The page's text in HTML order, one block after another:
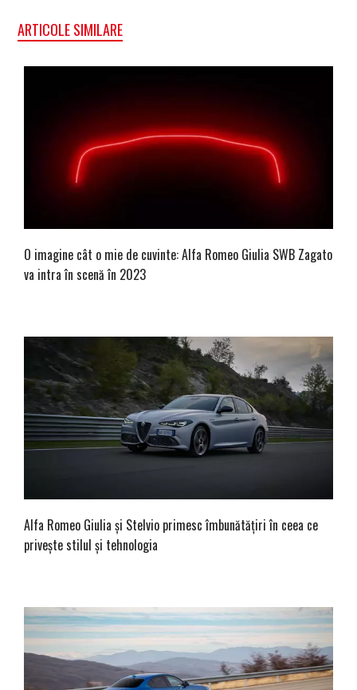
ARTICOLE SIMILARE
O imagine cât o mie de cuvinte: Alfa Romeo Giulia SWB Zagato
va intra în scenă în 2023
Alfa Romeo Giulia și Stelvio primesc îmbunătățiri în ceea ce
privește stilul și tehnologia